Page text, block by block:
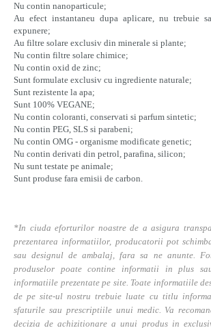
Nu contin nanoparticule;
Au efect instantaneu dupa aplicare, nu trebuie
expunere;
Au filtre solare exclusiv din minerale si plante;
Nu contin filtre solare chimice;
Nu contin oxid de zinc;
Sunt formulate exclusiv cu ingrediente naturale;
Sunt rezistente la apa;
Sunt 100% VEGANE;
Nu contin coloranti, conservati si parfum sintetic;
Nu contin PEG, SLS si parabeni;
Nu contin OMG - organisme modificate genetic;
Nu contin derivati din petrol, parafina, silicon;
Nu sunt testate pe animale;
Sunt produse fara emisii de carbon.
*In ciuda eforturilor noastre de a asigura
prezentarea informatiilor, producatorii pot
sau designul de ambalaj, fara sa ne anunte.
produselor poate contine informatii in plus
informatiile prezentate pe site. Toate informatiile
de pe site-ul nostru trebuie luate cu titlu
sfaturile sau prescriptiile unui medic. Va
decizia de achizitionare a unui produs in